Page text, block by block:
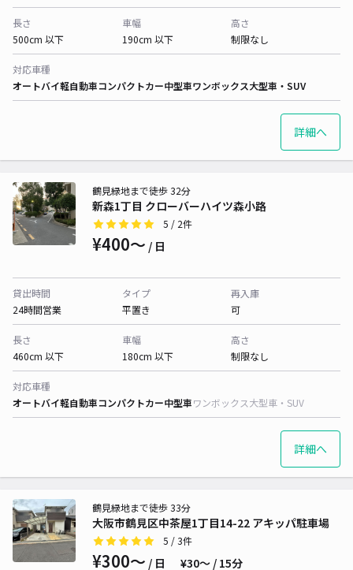
長さ
500cm 以下
車幅
190cm 以下
高さ
制限なし
対応車種
オートバイ軽自動車コンパクトカー中型車ワンボックス大型車・SUV
詳細へ
新森1丁目 クローバーハイツ森小路
鶴見緑地まで徒歩 32分
5 / 2件
¥400〜 / 日
貸出時間
24時間営業
タイプ
平置き
再入庫
可
長さ
460cm 以下
車幅
180cm 以下
高さ
制限なし
対応車種
オートバイ軽自動車コンパクトカー中型車ワンボックス大型車・SUV
詳細へ
大阪市鶴見区中茶屋1丁目14-22 アキッパ駐車場
鶴見緑地まで徒歩 33分
5 / 3件
¥300〜 / 日 ¥30〜 / 15分